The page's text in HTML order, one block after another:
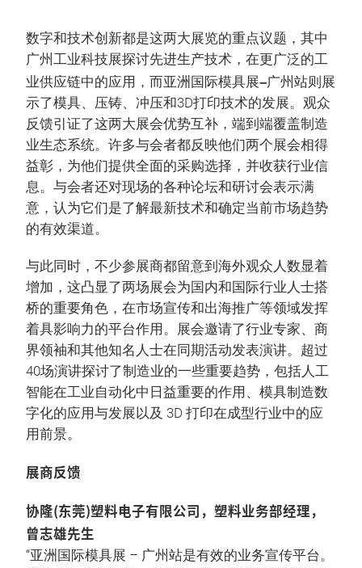
数字和技术创新都是这两大展览的重点议题，其中
广州工业科技展探讨先进生产技术，在更广泛的工
业供应链中的应用，而亚洲国际模具展–广州站则展
示了模具、压铸、冲压和3D打印技术的发展。观众
反馈引证了这两大展会优势互补，端到端覆盖制造
业生态系统。许多与会者都反映他们两个展会相得
益彰，为他们提供全面的采购选择，并收获行业信
息。与会者还对现场的各种论坛和研讨会表示满
意，认为它们是了解最新技术和确定当前市场趋势
的有效渠道。
与此同时，不少参展商都留意到海外观众人数显着
增加，这凸显了两场展会为国内和国际行业人士搭
桥的重要角色，在市场宣传和出海推广等领域发挥
着具影响力的平台作用。展会邀请了行业专家、商
界领袖和其他知名人士在同期活动发表演讲。超过
40场演讲探讨了制造业的一些重要趋势，包括人工
智能在工业自动化中日益重要的作用、模具制造数
字化的应用与发展以及 3D 打印在成型行业中的应
用前景。
展商反馈
协隆(东莞)塑料电子有限公司，塑料业务部经理，
曾志雄先生
“亚洲国际模具展 – 广州站是有效的业务宣传平台。